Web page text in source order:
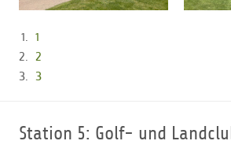
1
2
3
Station 5: Golf- und